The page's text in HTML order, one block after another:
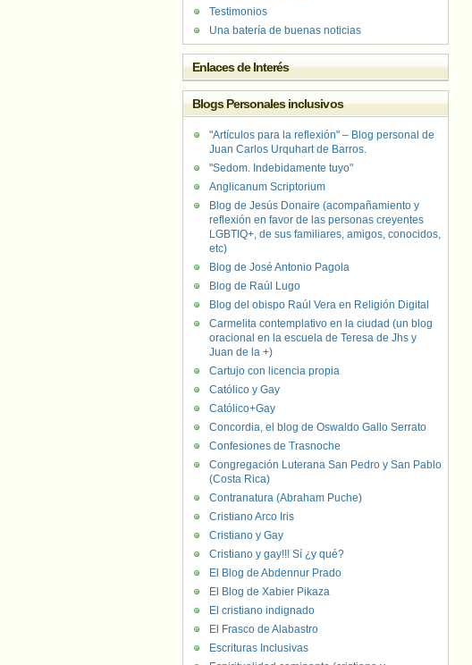
Testimonios
Una batería de buenas noticias
Enlaces de Interés
Blogs Personales inclusivos
"Artículos para la reflexión" – Blog personal de
Juan Carlos Urquhart de Barros.
"Sedom. Indebidamente tuyo"
Anglicanum Scriptorium
Blog de Jesús Donaire (acompañamiento y
reflexión en favor de las personas creyentes
LGBTIQ+, de sus familiares, amigos, conocidos,
etc)
Blog de José Antonio Pagola
Blog de Raúl Lugo
Blog del obispo Raúl Vera en Religión Digital
Carmelita contemplativo en la ciudad (un blog
oracional en la escuela de Teresa de Jhs y
Juan de la +)
Cartujo con licencia propia
Católico y Gay
Católico+Gay
Concordia, el blog de Oswaldo Gallo Serrato
Confesiones de Trasnoche
Congregación Luterana San Pedro y San Pablo
(Costa Rica)
Contranatura (Abraham Puche)
Cristiano Arco Iris
Cristiano y Gay
Cristiano y gay!!! Sí ¿y qué?
El Blog de Abdennur Prado
El Blog de Xabier Pikaza
El cristiano indignado
El Frasco de Alabastro
Escrituras Inclusivas